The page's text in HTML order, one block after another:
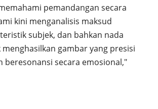
pemandangan secara
kini menganalisis maksud
subjek, dan bahkan nada
gambar yang presisi
beresonansi secara emosional,"